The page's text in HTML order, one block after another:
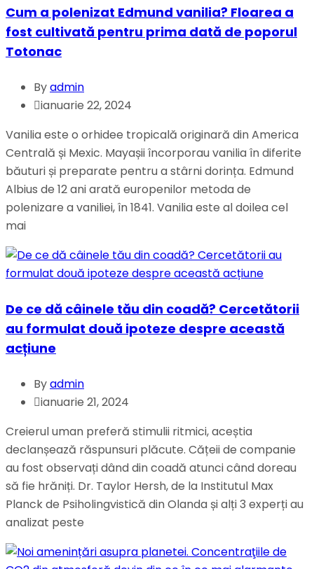
Cum a polenizat Edmund vanilia? Floarea a
fost cultivată pentru prima dată de poporul
Totonac
Byadmin
ianuarie 22, 2024
Vanilia este o orhidee tropicală originară din America
Centrală și Mexic. Mayașii încorporau vanilia în diferite
băuturi și preparate pentru a stârni dorința. Edmund
Albius de 12 ani arată europenilor metoda de
polenizare a vaniliei, în 1841. Vanilia este al doilea cel
mai
De ce dă câinele tău din coadă? Cercetătorii
au formulat două ipoteze despre această
acțiune
Byadmin
ianuarie 21, 2024
Creierul uman preferă stimulii ritmici, aceștia
declanșează răspunsuri plăcute. Cățeii de companie
au fost observați dând din coadă atunci când doreau
să fie hrăniți. Dr. Taylor Hersh, de la Institutul Max
Planck de Psiholingvistică din Olanda și alți 3 experți au
analizat peste